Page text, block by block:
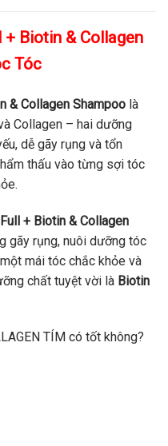
+ Biotin & Collagen
Tóc
& Collagen Shampoo là
Collagen – hai dưỡng
dễ gãy rụng và tổn
thấu vào từng sợi tóc
+ Biotin & Collagen
gãy rụng, nuôi dưỡng tóc
mái tóc chắc khỏe và
chất tuyệt vời là Biotin